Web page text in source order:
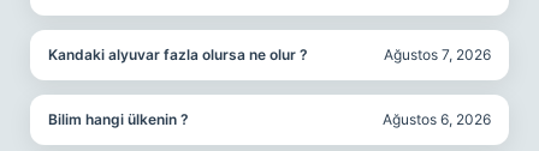
Kandaki alyuvar fazla olursa ne olur ? Ağustos 7, 2026
Bilim hangi ülkenin ? Ağustos 6, 2026